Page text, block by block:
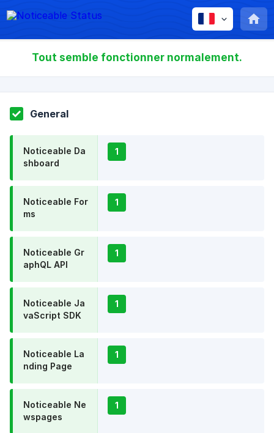
Tout semble fonctionner normalement.
General
Noticeable Da
shboard
1
Noticeable For
ms
1
Noticeable Gr
aphQL API
1
Noticeable Ja
vaScript SDK
1
Noticeable La
nding Page
1
Noticeable Ne
wspages
1